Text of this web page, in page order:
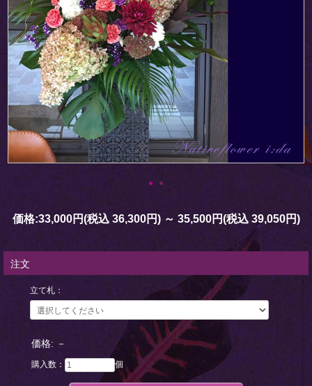
価格:33,000円(税込 36,300円) ～ 35,500円(税込 39,050円)
注文
立て札：
価格: －
購入数： 個